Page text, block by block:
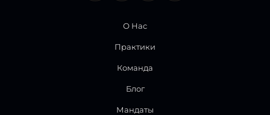
О Нас
Практики
Команда
Блог
Мандаты